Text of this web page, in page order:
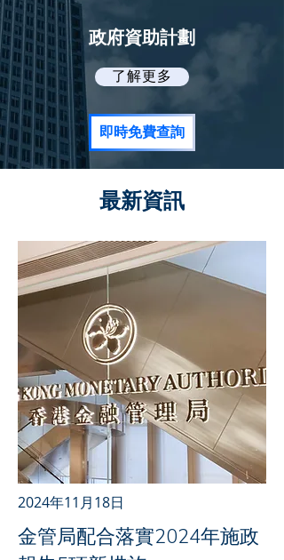
政府資助計劃
了解更多
即時免費查詢
最新資訊
2024年11月18日
金管局配合落實2024年施政